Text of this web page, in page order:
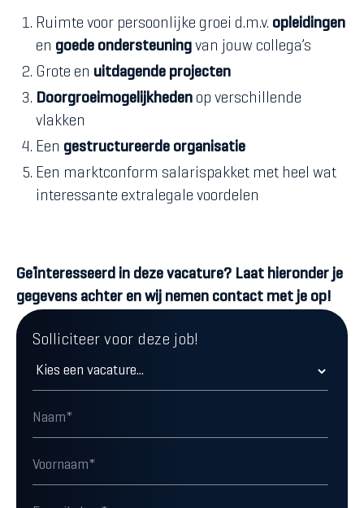
Ruimte voor persoonlijke groei d.m.v. opleidingen
en goede ondersteuning van jouw collega’s
Grote en uitdagende projecten
Doorgroeimogelijkheden op verschillende
vlakken
Een gestructureerde organisatie
Een marktconform salarispakket met heel wat
interessante extralegale voordelen
Geïnteresseerd in deze vacature? Laat hieronder je
gegevens achter en wij nemen contact met je op!
Solliciteer voor deze job!